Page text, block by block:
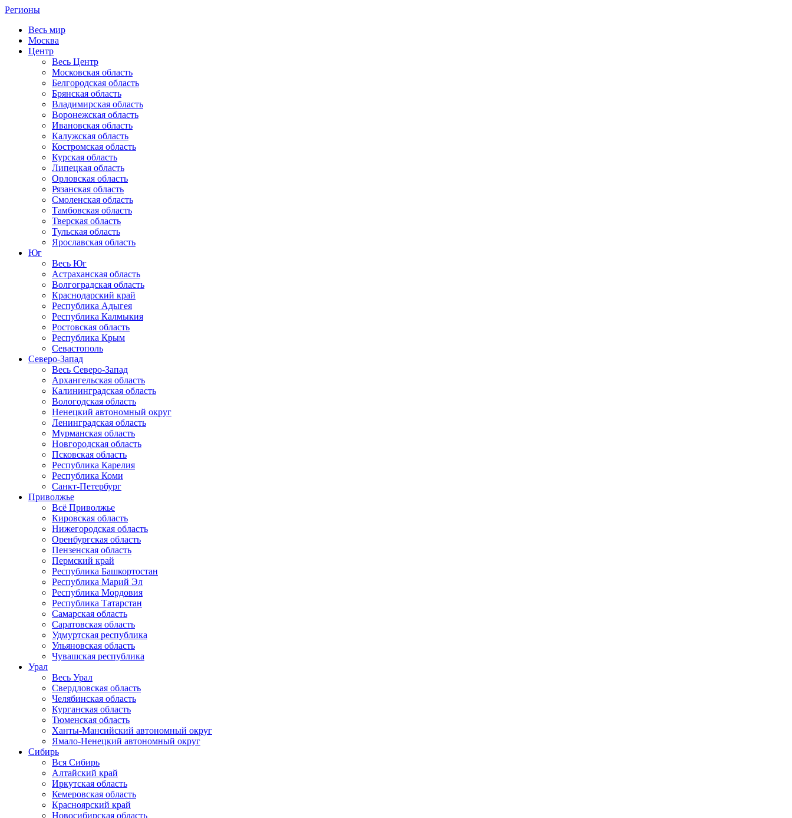
Регионы
Весь мир
Москва
Центр
Весь Центр
Московская область
Белгородская область
Брянская область
Владимирская область
Воронежская область
Ивановская область
Калужская область
Костромская область
Курская область
Липецкая область
Орловская область
Рязанская область
Смоленская область
Тамбовская область
Тверская область
Тульская область
Ярославская область
Юг
Весь Юг
Астраханская область
Волгоградская область
Краснодарский край
Республика Адыгея
Республика Калмыкия
Ростовская область
Республика Крым
Севастополь
Северо-Запад
Весь Северо-Запад
Архангельская область
Калининградская область
Вологодская область
Ненецкий автономный округ
Ленинградская область
Мурманская область
Новгородская область
Псковская область
Республика Карелия
Республика Коми
Санкт-Петербург
Приволжье
Всё Приволжье
Кировская область
Нижегородская область
Оренбургская область
Пензенская область
Пермский край
Республика Башкортостан
Республика Марий Эл
Республика Мордовия
Республика Татарстан
Самарская область
Саратовская область
Удмуртская республика
Ульяновская область
Чувашская республика
Урал
Весь Урал
Свердловская область
Челябинская область
Курганская область
Тюменская область
Ханты-Мансийский автономный округ
Ямало-Ненецкий автономный округ
Сибирь
Вся Сибирь
Алтайский край
Иркутская область
Кемеровская область
Красноярский край
Новосибирская область